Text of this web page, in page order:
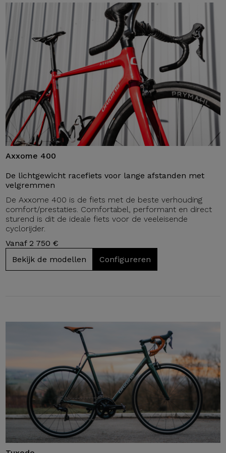
Axxome 400
De lichtgewicht racefiets voor lange afstanden met
velgremmen
De Axxome 400 is de fiets met de beste verhouding
comfort/prestaties. Comfortabel, performant en direct
sturend is dit de ideale fiets voor de veeleisende
cyclorijder.
Vanaf 2 750 €
Bekijk de modellen
Configureren